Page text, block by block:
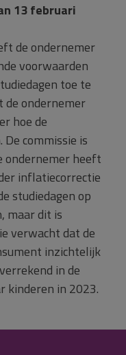
13 februari
de ondernemer
voorwaarden
toe te
de ondernemer
hoe de
commissie is
ondernemer heeft
inflatiecorrectie
studiedagen op
maar dit is
verwacht dat de
inzichtelijk
in de
kinderen in 2023.